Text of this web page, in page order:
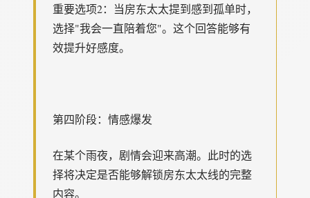
重要选项2：当房东太太提到感到孤单时，
选择"我会一直陪着您"。这个回答能够有
效提升好感度。
第四阶段：情感爆发
在某个雨夜，剧情会迎来高潮。此时的选
择将决定是否能够解锁房东太太线的完整
内容。